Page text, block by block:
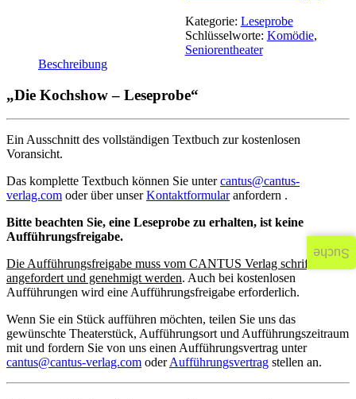
Kategorie: Leseprobe
Schlüsselworte: Komödie,
Seniorentheater
Beschreibung
„Die Kochshow – Leseprobe“
Ein Ausschnitt des vollständigen Textbuch zur kostenlosen
Voransicht.
Das komplette Textbuch können Sie untercantus@cantus-
verlag.com oder über unserKontaktformularanfordern .
Bitte beachten Sie, eine Leseprobe zu erhalten, ist keine
Aufführungsfreigabe.
Die Aufführungsfreigabe muss vom CANTUS Verlag schriftlich
angefordert und genehmigt werden. Auch bei kostenlosen
Aufführungen wird eine Aufführungsfreigabe erforderlich.
Wenn Sie ein Stück aufführen möchten, teilen Sie uns das
gewünschte Theaterstück, Aufführungsort und Aufführungszeitraum
mit und fordern Sie von uns einen Aufführungsvertrag unter
cantus@cantus-verlag.com oderAufführungsvertrag stellen an.
Suche